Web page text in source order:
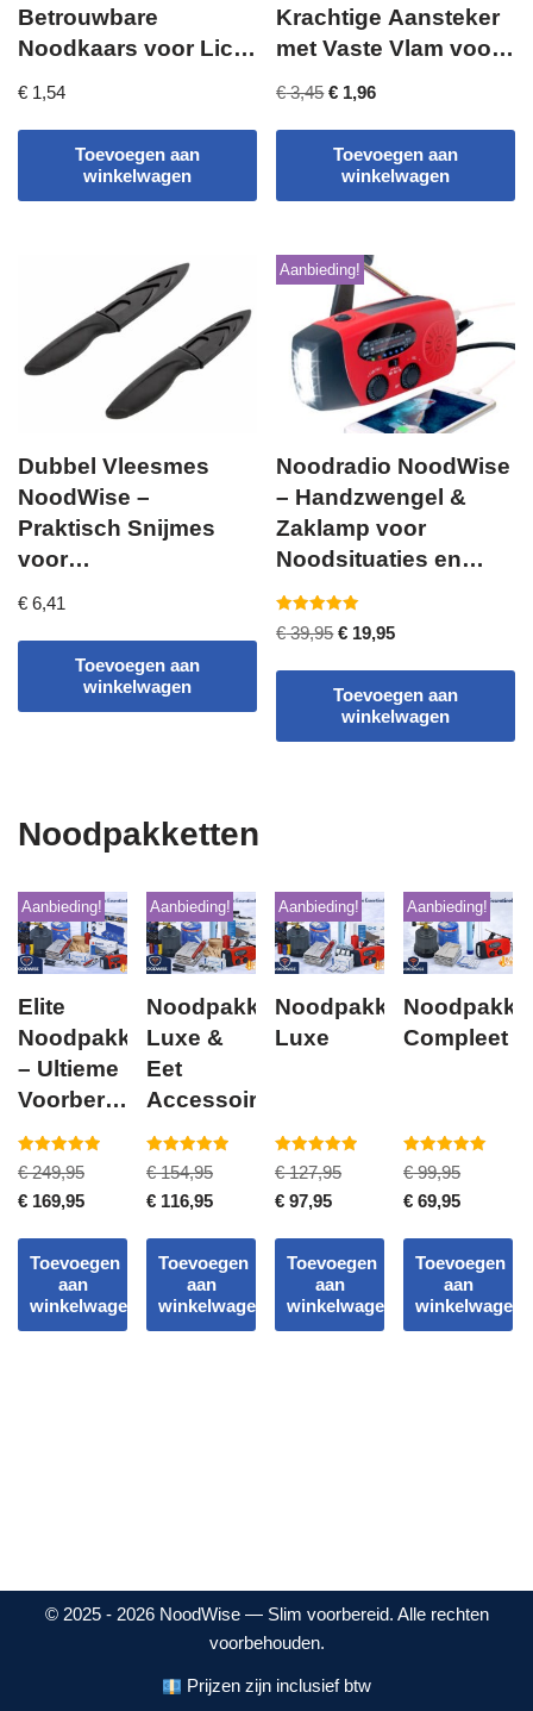
Betrouwbare
Noodkaars voor Licht
€ 1,54
Toevoegen aan
winkelwagen
Krachtige Aansteker
met Vaste Vlam voor
€3,45 € 1,96
Toevoegen aan
winkelwagen
Dubbel Vleesmes
NoodWise –
Praktisch Snijmes
voor
€ 6,41
Toevoegen aan
winkelwagen
Aanbieding!
Noodradio NoodWise
– Handzwengel &
Zaklamp voor
Noodsituaties en
Stroomuitval
Gewaardeerd
5.00
€39,95 € 19,95
Toevoegen aan
winkelwagen
Noodpakketten
Aanbieding!
Elite
Noodpakket
– Ultieme
Voorbereiding
voor
Noodsituaties
Gewaardeerd
5.00
uit 5
€249,95
€ 169,95
Toevoegen
aan
winkelwagen
Aanbieding!
Noodpakket
Luxe &
Eet
Accessoires
Gewaardeerd
5.00
uit 5
€154,95
€ 116,95
Toevoegen
aan
winkelwagen
Aanbieding!
Noodpakket
Luxe
Gewaardeerd
5.00
uit 5
€127,95
€ 97,95
Toevoegen
aan
winkelwagen
Aanbieding!
Compleet
Gewaardeerd
5.00
uit 5
€99,95
€ 69,95
Toevoegen
aan
winkelwagen
© 2025 - 2026 NoodWise — Slim voorbereid. Alle rechten
voorbehouden.
Prijzen zijn inclusief btw